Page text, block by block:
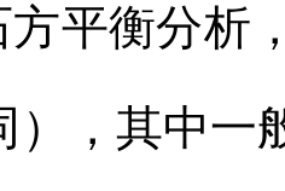
平衡分析
），其中一